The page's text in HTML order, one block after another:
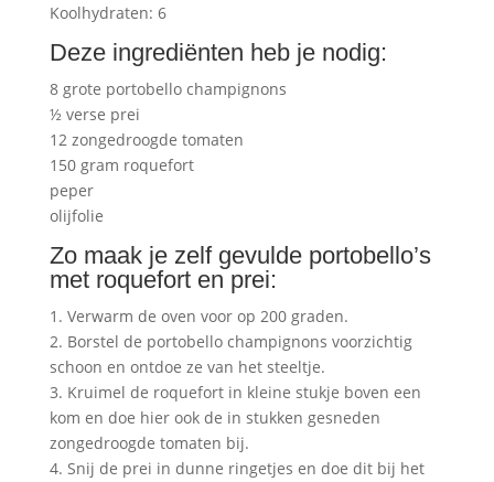
Koolhydraten: 6
Deze ingrediënten heb je nodig:
8 grote portobello champignons
½ verse prei
12 zongedroogde tomaten
150 gram roquefort
peper
olijfolie
Zo maak je zelf gevulde portobello’s
met roquefort en prei:
1. Verwarm de oven voor op 200 graden.
2. Borstel de portobello champignons voorzichtig
schoon en ontdoe ze van het steeltje.
3. Kruimel de roquefort in kleine stukje boven een
kom en doe hier ook de in stukken gesneden
zongedroogde tomaten bij.
4. Snij de prei in dunne ringetjes en doe dit bij het